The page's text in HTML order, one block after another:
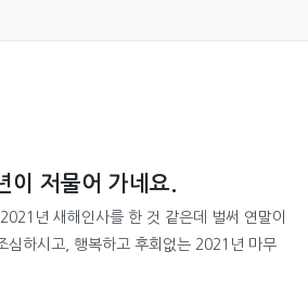
이 저물어 가네요.
년 새해인사를 한 것 같은데 벌써 연말이
심하시고, 행복하고 후회없는 2021년 마무